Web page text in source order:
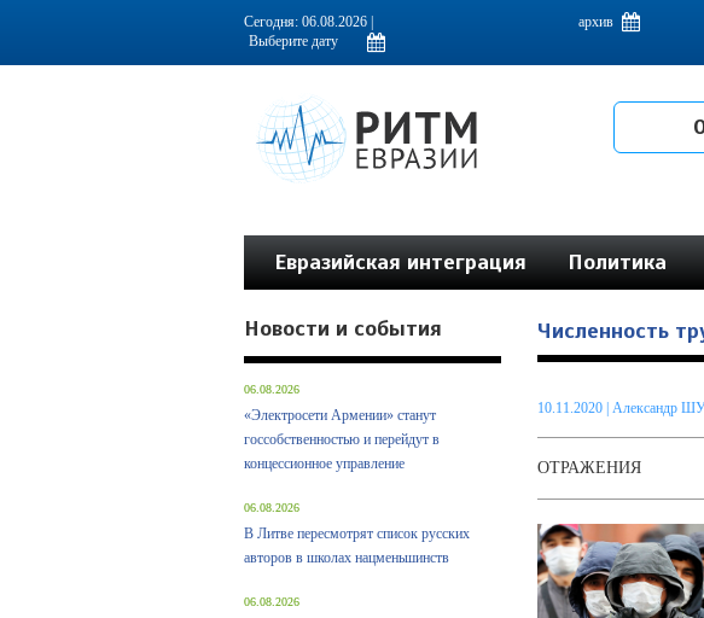
Информационно-аналитическое издание, посвященное актуальным проблемам интеграции на
Сегодня: 06.08.2026 | архив
Евразийская интеграция Политика
Численность
10.11.2020| Александр
ОТРАЖЕНИЯ
Новости и события
06.08.2026
«Электросети Армении» станут
госсобственностью и перейдут в
концессионное управление
06.08.2026
В Литве пересмотрят список русских
авторов в школах нацменьшинств
06.08.2026